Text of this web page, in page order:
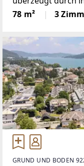
durchdachte
eindrucksvollen
78 m² 3
GRUND UND BODEN